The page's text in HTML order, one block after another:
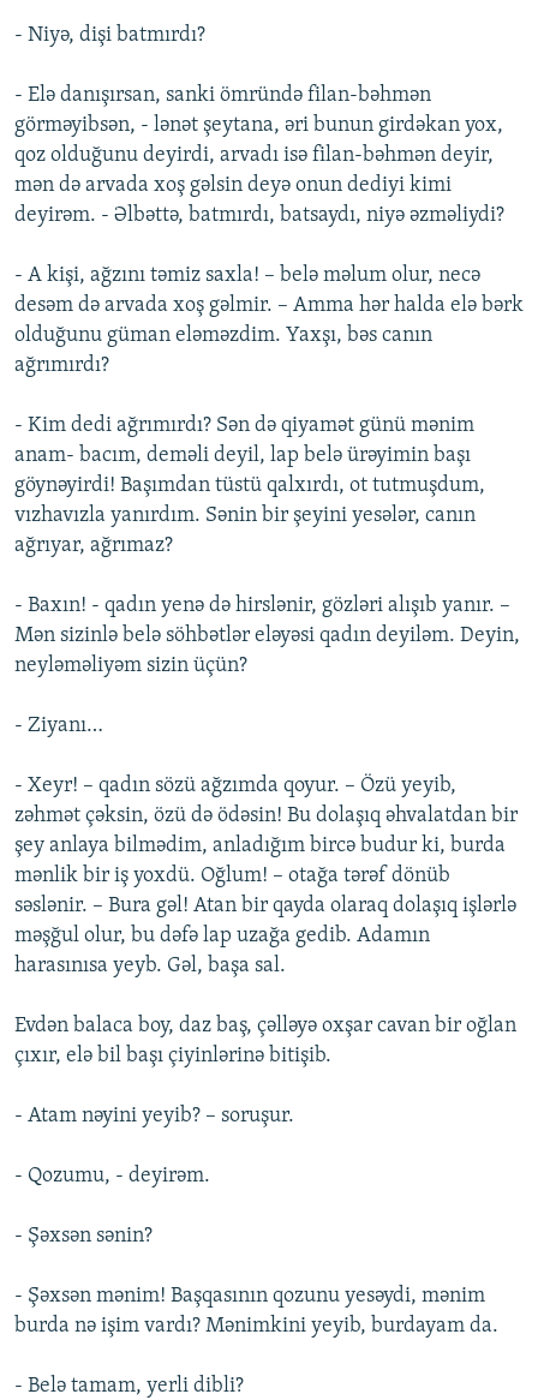
- Niyə, dişi batmırdı?
- Elə danışırsan, sanki ömründə filan-bəhmən
görməyibsən, - lənət şeytana, əri bunun girdəkan yox,
qoz olduğunu deyirdi, arvadı isə filan-bəhmən deyir,
mən də arvada xoş gəlsin deyə onun dediyi kimi
deyirəm. - Əlbəttə, batmırdı, batsaydı, niyə əzməliydi?
- A kişi, ağzını təmiz saxla! – belə məlum olur, necə
desəm də arvada xoş gəlmir. – Amma hər halda elə bərk
olduğunu güman eləməzdim. Yaxşı, bəs canın
ağrımırdı?
- Kim dedi ağrımırdı? Sən də qiyamət günü mənim
anam- bacım, deməli deyil, lap belə ürəyimin başı
göynəyirdi! Başımdan tüstü qalxırdı, ot tutmuşdum,
vızhavızla yanırdım. Sənin bir şeyini yesələr, canın
ağrıyar, ağrımaz?
- Baxın! - qadın yenə də hirslənir, gözləri alışıb yanır. –
Mən sizinlə belə söhbətlər eləyəsi qadın deyiləm. Deyin,
neyləməliyəm sizin üçün?
- Ziyanı…
- Xeyr! – qadın sözü ağzımda qoyur. – Özü yeyib,
zəhmət çəksin, özü də ödəsin! Bu dolaşıq əhvalatdan bir
şey anlaya bilmədim, anladığım bircə budur ki, burda
mənlik bir iş yoxdü. Oğlum! – otağa tərəf dönüb
səslənir. – Bura gəl! Atan bir qayda olaraq dolaşıq işlərlə
məşğul olur, bu dəfə lap uzağa gedib. Adamın
harasınısa yeyb. Gəl, başa sal.
Evdən balaca boy, daz baş, çəlləyə oxşar cavan bir oğlan
çıxır, elə bil başı çiyinlərinə bitişib.
- Atam nəyini yeyib? – soruşur.
- Qozumu, - deyirəm.
- Şəxsən sənin?
- Şəxsən mənim! Başqasının qozunu yesəydi, mənim
burda nə işim vardı? Mənimkini yeyib, burdayam da.
- Belə tamam, yerli dibli?